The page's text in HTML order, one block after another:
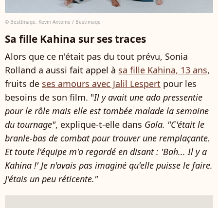
© BestImage, Kevin Antoine / Bestimage
Sa fille Kahina sur ses traces
Alors que ce n'était pas du tout prévu, Sonia
Rolland a aussi fait appel à sa fille Kahina, 13 ans,
fruits de ses amours avec Jalil Lespert pour les
besoins de son film. "Il y avait une ado pressentie
pour le rôle mais elle est tombée malade la semaine
du tournage", explique-t-elle dans Gala. "C'était le
branle-bas de combat pour trouver une remplaçante.
Et toute l'équipe m'a regardé en disant : 'Bah... Il y a
Kahina !' Je n'avais pas imaginé qu'elle puisse le faire.
J'étais un peu réticente."